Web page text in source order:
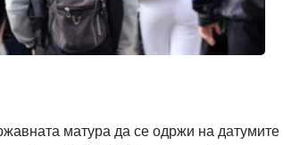
матура да се одржи на датумите